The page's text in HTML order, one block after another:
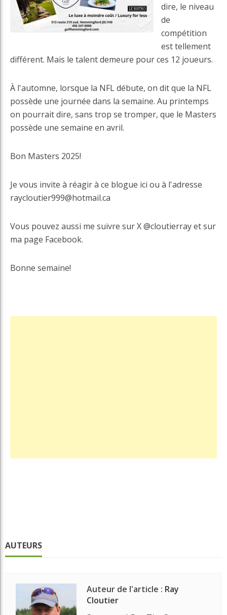
dire, le niveau
de
compétition
est tellement
différent. Mais le talent demeure pour ces 12 joueurs.
À l'automne, lorsque la NFL débute, on dit que la NFL
possède une journée dans la semaine. Au printemps
on pourrait dire, sans trop se tromper, que le Masters
possède une semaine en avril.
Bon Masters 2025!
Je vous invite à réagir à ce blogue ici ou à l'adresse
raycloutier999@hotmail.ca
Vous pouvez aussi me suivre sur X @cloutierray et sur
ma page Facebook.
Bonne semaine!
AUTEURS
Auteur de l'article : Ray
Cloutier